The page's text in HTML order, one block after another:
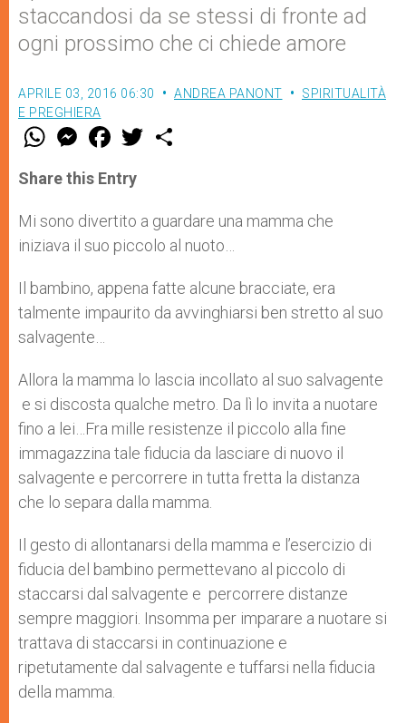
staccandosi da se stessi di fronte ad
ogni prossimo che ci chiede amore
APRILE 03, 2016 06:30 ANDREA PANONT
SPIRITUALITÀ
E PREGHIERA
W
t
s
p
p
M
e
s
e
g
e
r
F
a
e
b
o
k
w
r
Share this Entry
Mi sono divertito a guardare una mamma che
iniziava il suo piccolo al nuoto…
Il bambino, appena fatte alcune bracciate, era
talmente impaurito da avvinghiarsi ben stretto al suo
salvagente…
Allora la mamma lo lascia incollato al suo salvagente
e si discosta qualche metro. Da lì lo invita a nuotare
fino a lei…Fra mille resistenze il piccolo alla fine
immagazzina tale fiducia da lasciare di nuovo il
salvagente e percorrere in tutta fretta la distanza
che lo separa dalla mamma.
Il gesto di allontanarsi della mamma e l’esercizio di
fiducia del bambino permettevano al piccolo di
staccarsi dal salvagente e percorrere distanze
sempre maggiori. Insomma per imparare a nuotare si
trattava di staccarsi in continuazione e
ripetutamente dal salvagente e tuffarsi nella fiducia
della mamma.